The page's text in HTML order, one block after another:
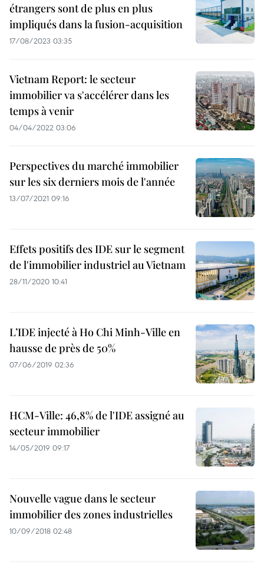
étrangers sont de plus en plus
impliqués dans la fusion-acquisition
17/08/2023 03:35
Vietnam Report: le secteur
immobilier va s'accélérer dans les
temps à venir
04/04/2022 03:06
Perspectives du marché immobilier
sur les six derniers mois de l'année
13/07/2021 09:16
Effets positifs des IDE sur le segment
de l'immobilier industriel au Vietnam
28/11/2020 10:41
L’IDE injecté à Ho Chi Minh-Ville en
hausse de près de 50%
07/06/2019 02:36
HCM-Ville: 46,8% de l'IDE assigné ​​au
secteur immobilier
14/05/2019 09:17
Nouvelle vague dans le secteur
immobilier des zones industrielles
10/09/2018 02:48